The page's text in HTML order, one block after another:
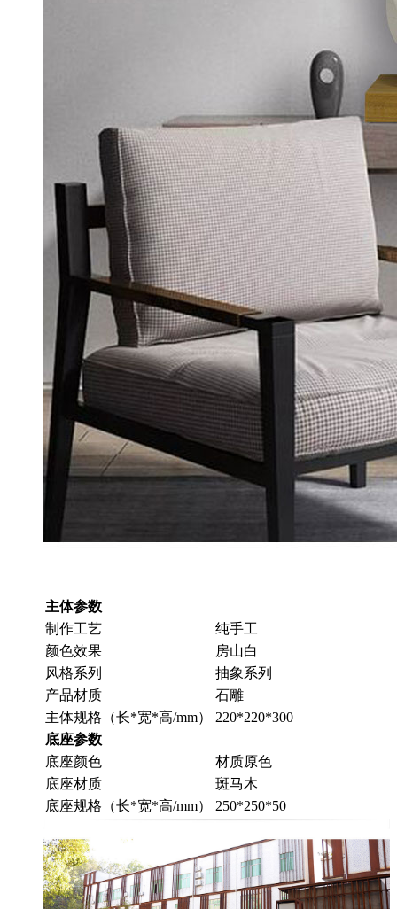
主体参数
制作工艺
纯手工
颜色效果
房山白
风格系列
抽象系列
产品材质
石雕
主体规格（长*宽*高/mm）
220*220*300
底座参数
底座颜色
材质原色
底座材质
斑马木
底座规格（长*宽*高/mm）
250*250*50